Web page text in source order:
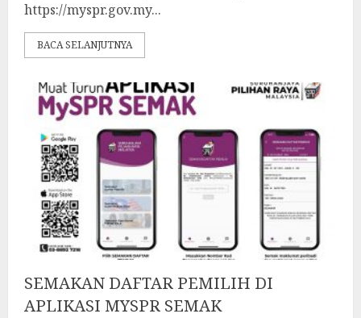
https://myspr.gov.my...
BACA SELANJUTNYA
SEMAKAN DAFTAR PEMILIH DI
APLIKASI MYSPR SEMAK